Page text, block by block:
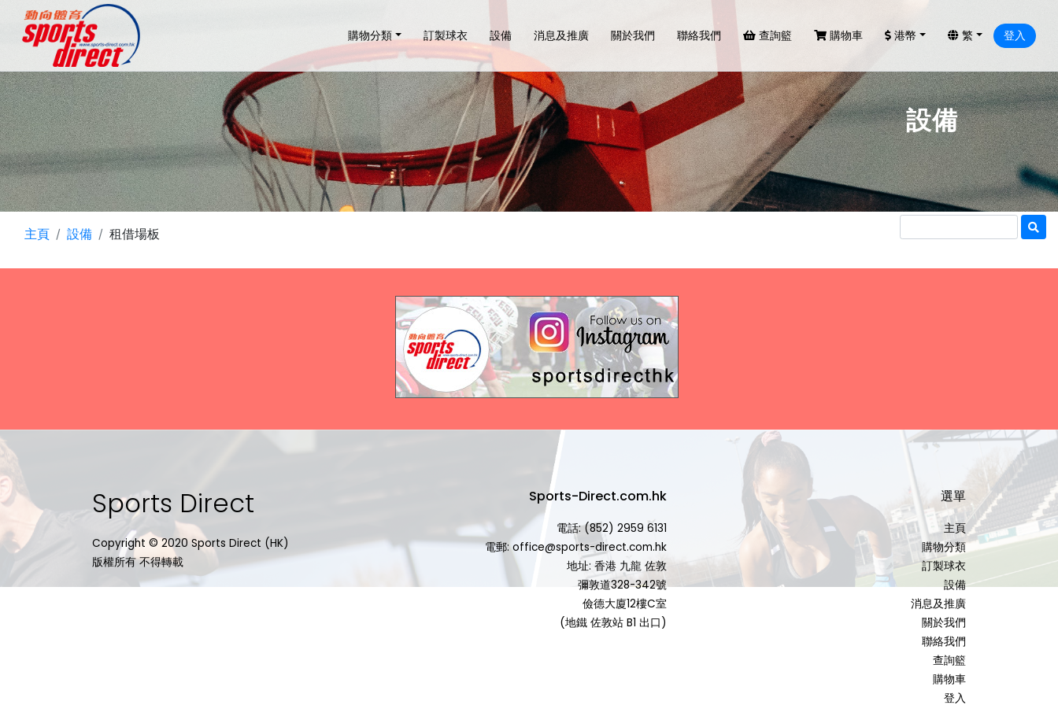
購物分類 訂製球衣 設備 消息及推廣 關於我們 聯絡我們 查詢籃 購物車 港幣 繁 登入
設備
主頁 設備 租借場板
Sports Direct
Copyright © 2020 Sports Direct (HK)
版權所有 不得轉載
Sports-Direct.com.hk
電話: (852) 2959 6131
電郵: office@sports-direct.com.hk
地址: 香港 九龍 佐敦
彌敦道328-342號
儉德大廈12樓C室
(地鐵 佐敦站 B1 出口)
選單
主頁
購物分類
訂製球衣
設備
消息及推廣
關於我們
聯絡我們
查詢籃
購物車
登入